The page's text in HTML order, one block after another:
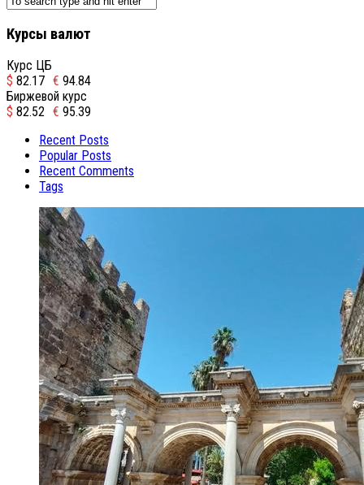
Курсы валют
Курс ЦБ
$ 82.17 € 94.84
Биржевой курс
$ 82.52 € 95.39
Recent Posts
Popular Posts
Recent Comments
Tags